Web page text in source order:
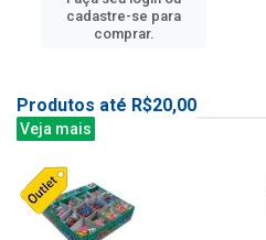
cadastre-se para
comprar.
Produtos até R$20,00
Veja mais